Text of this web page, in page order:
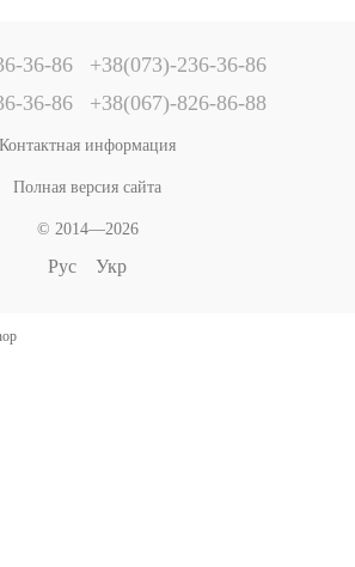
36-86
+38(073)-236-36-86
36-86
+38(067)-826-86-88
Контактная информация
Полная версия сайта
© 2014—2026
Рус Укр